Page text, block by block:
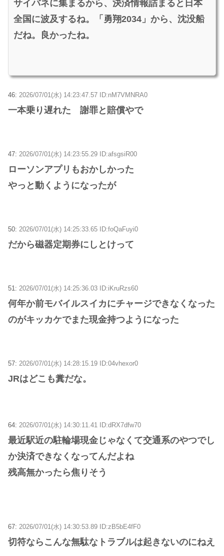
サイバネに集まるから、決済情報詰まると日本
全国に波及するね。「勇翔2034」から、沈没船
だね。良かったね。
46: 2026/07/01(水) 14:23:47.57 ID:nM7VMNRA0
一本乗り遅れた 謝罪と賠償やで
47: 2026/07/01(水) 14:23:55.29 ID:afsgsiR00
ローソンアプリもおかしかった
やっと動くようになったが
50: 2026/07/01(水) 14:25:33.65 ID:foQaFuyi0
だから磁器定期券にしとけって
51: 2026/07/01(水) 14:25:36.03 ID:iKruRzs60
何年か前モバイルスイカにチャージできなくなった
のがキッカケでまた現金持つようになった
57: 2026/07/01(水) 14:28:15.19 ID:04vhexor0
JRはどこも糞だな。
64: 2026/07/01(水) 14:30:11.41 ID:dRX7dfw70
最近駅近の駐輪場現金じゃなくて交通系のやつでし
か決済できなくなってんだよね
残高無かったら焦りそう
67: 2026/07/01(水) 14:30:53.89 ID:zB5bE4fF0
切符ならこんな無駄なトラブルは起きないのにねえ